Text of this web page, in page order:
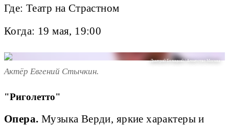
Где: Театр на Страстном
Когда: 19 мая, 19:00
Дмитрий Белицкий / Агентство Москва
Актёр Евгений Стычкин.
"Риголетто"
Опера. Музыка Верди, яркие характеры и